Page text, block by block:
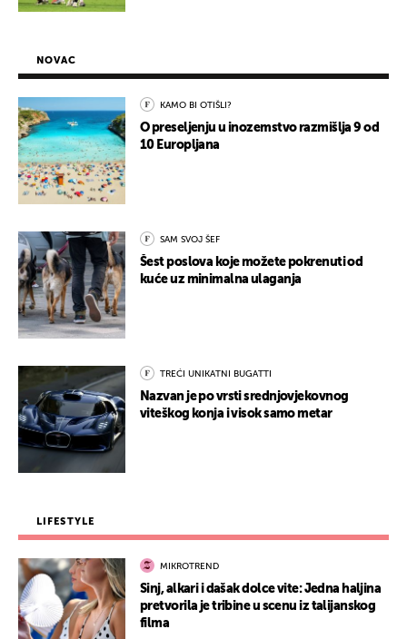
NOVAC
KAMO BI OTIŠLI?
O preseljenju u inozemstvo razmišlja 9 od
10 Europljana
SAM SVOJ ŠEF
Šest poslova koje možete pokrenuti od
kuće uz minimalna ulaganja
TREĆI UNIKATNI BUGATTI
Nazvan je po vrsti srednjovjekovnog
viteškog konja i visok samo metar
LIFESTYLE
MIKROTREND
Sinj, alkari i dašak dolce vite: Jedna haljina
pretvorila je tribine u scenu iz talijanskog
filma